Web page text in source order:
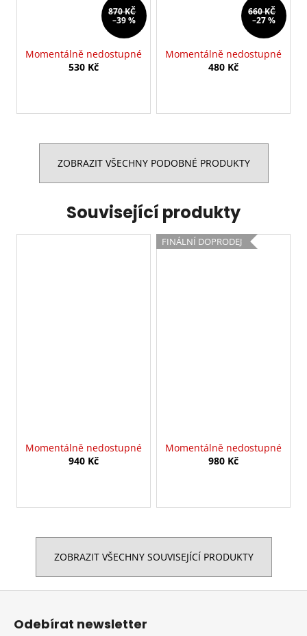
870 KČ
–39 %
Momentálně nedostupné
530 Kč
660 KČ
–27 %
Momentálně nedostupné
480 Kč
ZOBRAZIT VŠECHNY PODOBNÉ PRODUKTY
Související produkty
Momentálně nedostupné
940 Kč
FINÁLNÍ DOPRODEJ
Momentálně nedostupné
980 Kč
ZOBRAZIT VŠECHNY SOUVISEJÍCÍ PRODUKTY
Z
Odebírat newsletter